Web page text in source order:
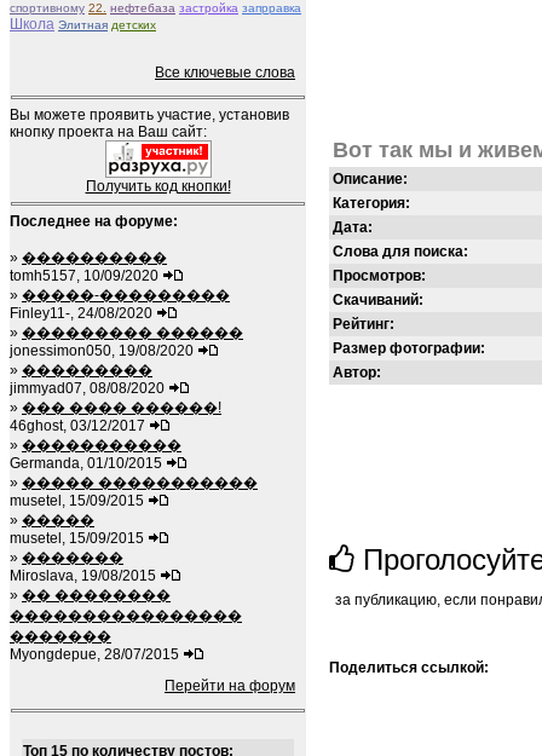
спортивному 22. нефтебаза застройка запрравка
Школа Элитная детских
Все ключевые слова
Вы можете проявить участие, установив
кнопку проекта на Ваш сайт:
Получить код кнопки!
Последнее на форуме:
» ����������
tomh5157, 10/09/2020
» �����-���������
Finley11-, 24/08/2020
» ��������� ������
jonessimon050, 19/08/2020
» ���������
jimmyad07, 08/08/2020
» ��� ���� ������!
46ghost, 03/12/2017
» �����������
Germanda, 01/10/2015
» ����� �����������
musetel, 15/09/2015
» �����
musetel, 15/09/2015
» �������
Miroslava, 19/08/2015
» �� ��������
����������������
�������
Myongdepue, 28/07/2015
Перейти на форум
Топ 15 по количеству постов:
Вот так мы и
Описание:
Категория:
Дата:
Слова для поиска:
Просмотров:
Скачиваний:
Рейтинг:
Размер фотографии:
Автор:
за публикацию, если
Поделиться ссылкой: